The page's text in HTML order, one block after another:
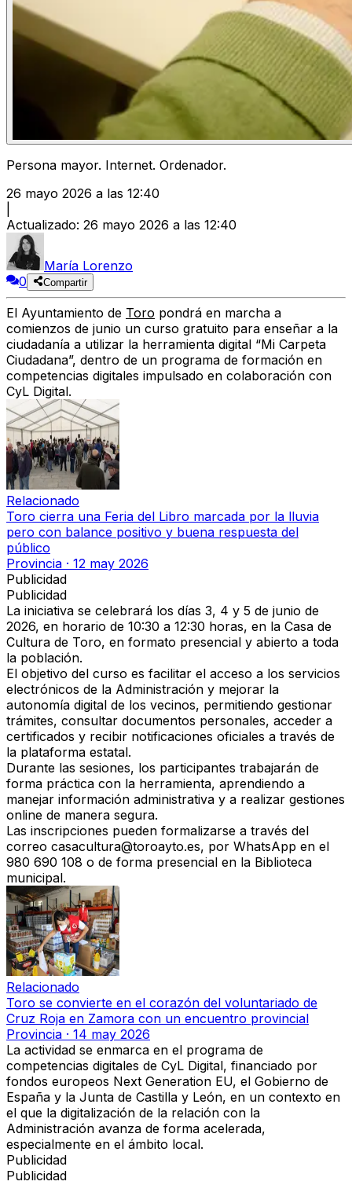
Persona mayor. Internet. Ordenador.
26 mayo 2026 a las 12:40
Actualizado: 26 mayo 2026 a las 12:40
María Lorenzo
0
Compartir
El Ayuntamiento de Toro pondrá en marcha a
comienzos de junio un curso gratuito para enseñar a la
ciudadanía a utilizar la herramienta digital “Mi Carpeta
Ciudadana”, dentro de un programa de formación en
competencias digitales impulsado en colaboración con
CyL Digital.
Relacionado
Toro cierra una Feria del Libro marcada por la lluvia
pero con balance positivo y buena respuesta del
público
Provincia · 12 may 2026
Publicidad
Publicidad
La iniciativa se celebrará los días 3, 4 y 5 de junio de
2026, en horario de 10:30 a 12:30 horas, en la Casa de
Cultura de Toro, en formato presencial y abierto a toda
la población.
El objetivo del curso es facilitar el acceso a los servicios
electrónicos de la Administración y mejorar la
autonomía digital de los vecinos, permitiendo gestionar
trámites, consultar documentos personales, acceder a
certificados y recibir notificaciones oficiales a través de
la plataforma estatal.
Durante las sesiones, los participantes trabajarán de
forma práctica con la herramienta, aprendiendo a
manejar información administrativa y a realizar gestiones
online de manera segura.
Las inscripciones pueden formalizarse a través del
correo casacultura@toroayto.es, por WhatsApp en el
980 690 108 o de forma presencial en la Biblioteca
municipal.
Relacionado
Toro se convierte en el corazón del voluntariado de
Cruz Roja en Zamora con un encuentro provincial
Provincia · 14 may 2026
La actividad se enmarca en el programa de
competencias digitales de CyL Digital, financiado por
fondos europeos Next Generation EU, el Gobierno de
España y la Junta de Castilla y León, en un contexto en
el que la digitalización de la relación con la
Administración avanza de forma acelerada,
especialmente en el ámbito local.
Publicidad
Publicidad